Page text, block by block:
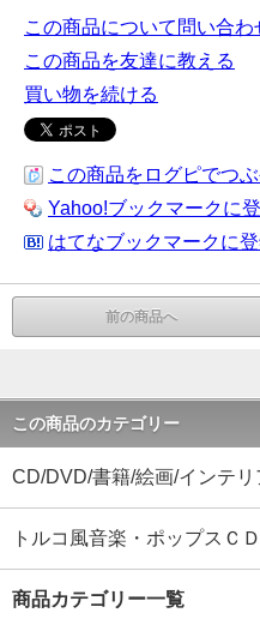
この商品について問い合わ
この商品を友達に教える
買い物を続ける
この商品をログピでつぶ
Yahoo!ブックマークに
はてなブックマークに
前の商品へ
この商品のカテゴリー
CD/DVD/書籍/絵画/インテリ
トルコ風音楽・ポップスＣＤ
商品カテゴリー一覧